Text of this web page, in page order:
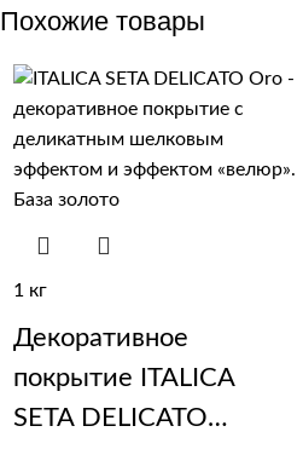
Похожие товары
1 кг
Декоративное
покрытие ITALICA
SETA DELICATO